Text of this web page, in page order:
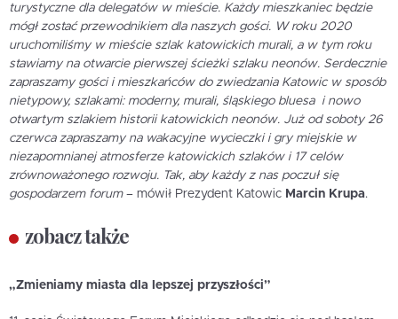
turystyczne dla delegatów w mieście. Każdy mieszkaniec będzie
mógł zostać przewodnikiem dla naszych gości. W roku 2020
uruchomiliśmy w mieście szlak katowickich murali, a w tym roku
stawiamy na otwarcie pierwszej ścieżki szlaku neonów. Serdecznie
zapraszamy gości i mieszkańców do zwiedzania Katowic w sposób
nietypowy, szlakami: moderny, murali, śląskiego bluesa i nowo
otwartym szlakiem historii katowickich neonów. Już od soboty 26
czerwca zapraszamy na wakacyjne wycieczki i gry miejskie w
niezapomnianej atmosferze katowickich szlaków i 17 celów
zrównoważonego rozwoju. Tak, aby każdy z nas poczuł się
gospodarzem forum – mówił Prezydent Katowic Marcin Krupa.
zobacz także
„Zmieniamy miasta dla lepszej przyszłości”